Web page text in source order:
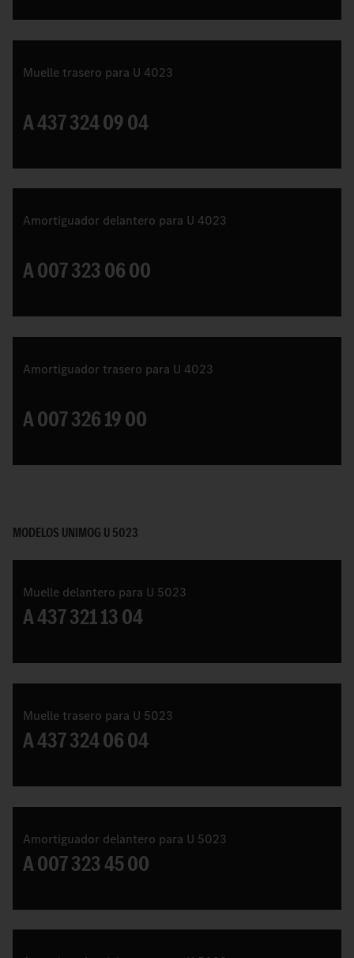
Muelle trasero para U 4023
A 437 324 09 04
Amortiguador delantero para U 4023
A 007 323 06 00
Amortiguador trasero para U 4023
A 007 326 19 00
MODELOS UNIMOG U 5023
Muelle delantero para U 5023
A 437 321 13 04
Muelle trasero para U 5023
A 437 324 06 04
Amortiguador delantero para U 5023
A 007 323 45 00